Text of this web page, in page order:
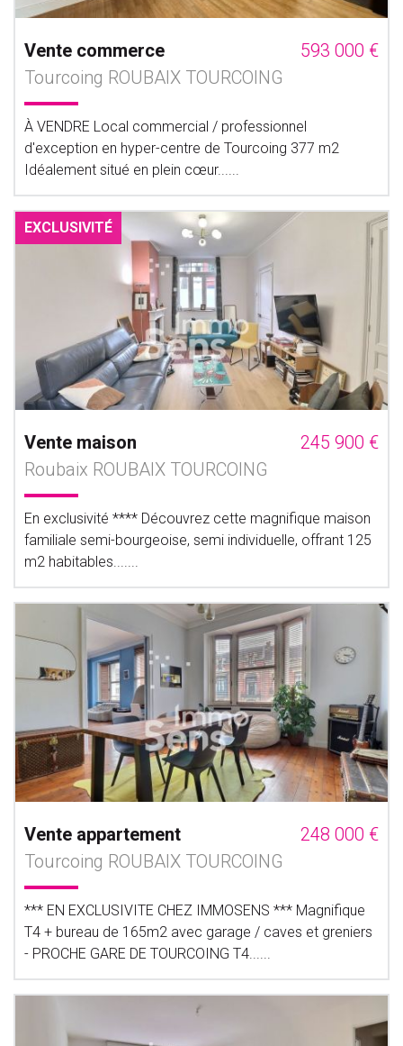
Vente commerce
593 000 €
Tourcoing ROUBAIX TOURCOING
À VENDRE Local commercial / professionnel
d'exception en hyper-centre de Tourcoing 377 m2
Idéalement situé en plein cœur......
EXCLUSIVITÉ
Vente maison
245 900 €
Roubaix ROUBAIX TOURCOING
En exclusivité **** Découvrez cette magnifique maison
familiale semi-bourgeoise, semi individuelle, offrant 125
m2 habitables.......
Vente appartement
248 000 €
Tourcoing ROUBAIX TOURCOING
*** EN EXCLUSIVITE CHEZ IMMOSENS *** Magnifique
T4 + bureau de 165m2 avec garage / caves et greniers
- PROCHE GARE DE TOURCOING T4......